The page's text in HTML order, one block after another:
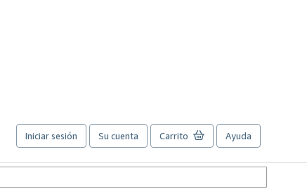
Iniciar sesión Su cuenta Carrito Ayuda